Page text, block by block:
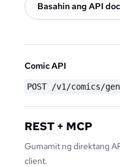
Basahin ang API
Comic API
POST /v1/comics/
REST + MCP
Gumamit ng direktang
client.